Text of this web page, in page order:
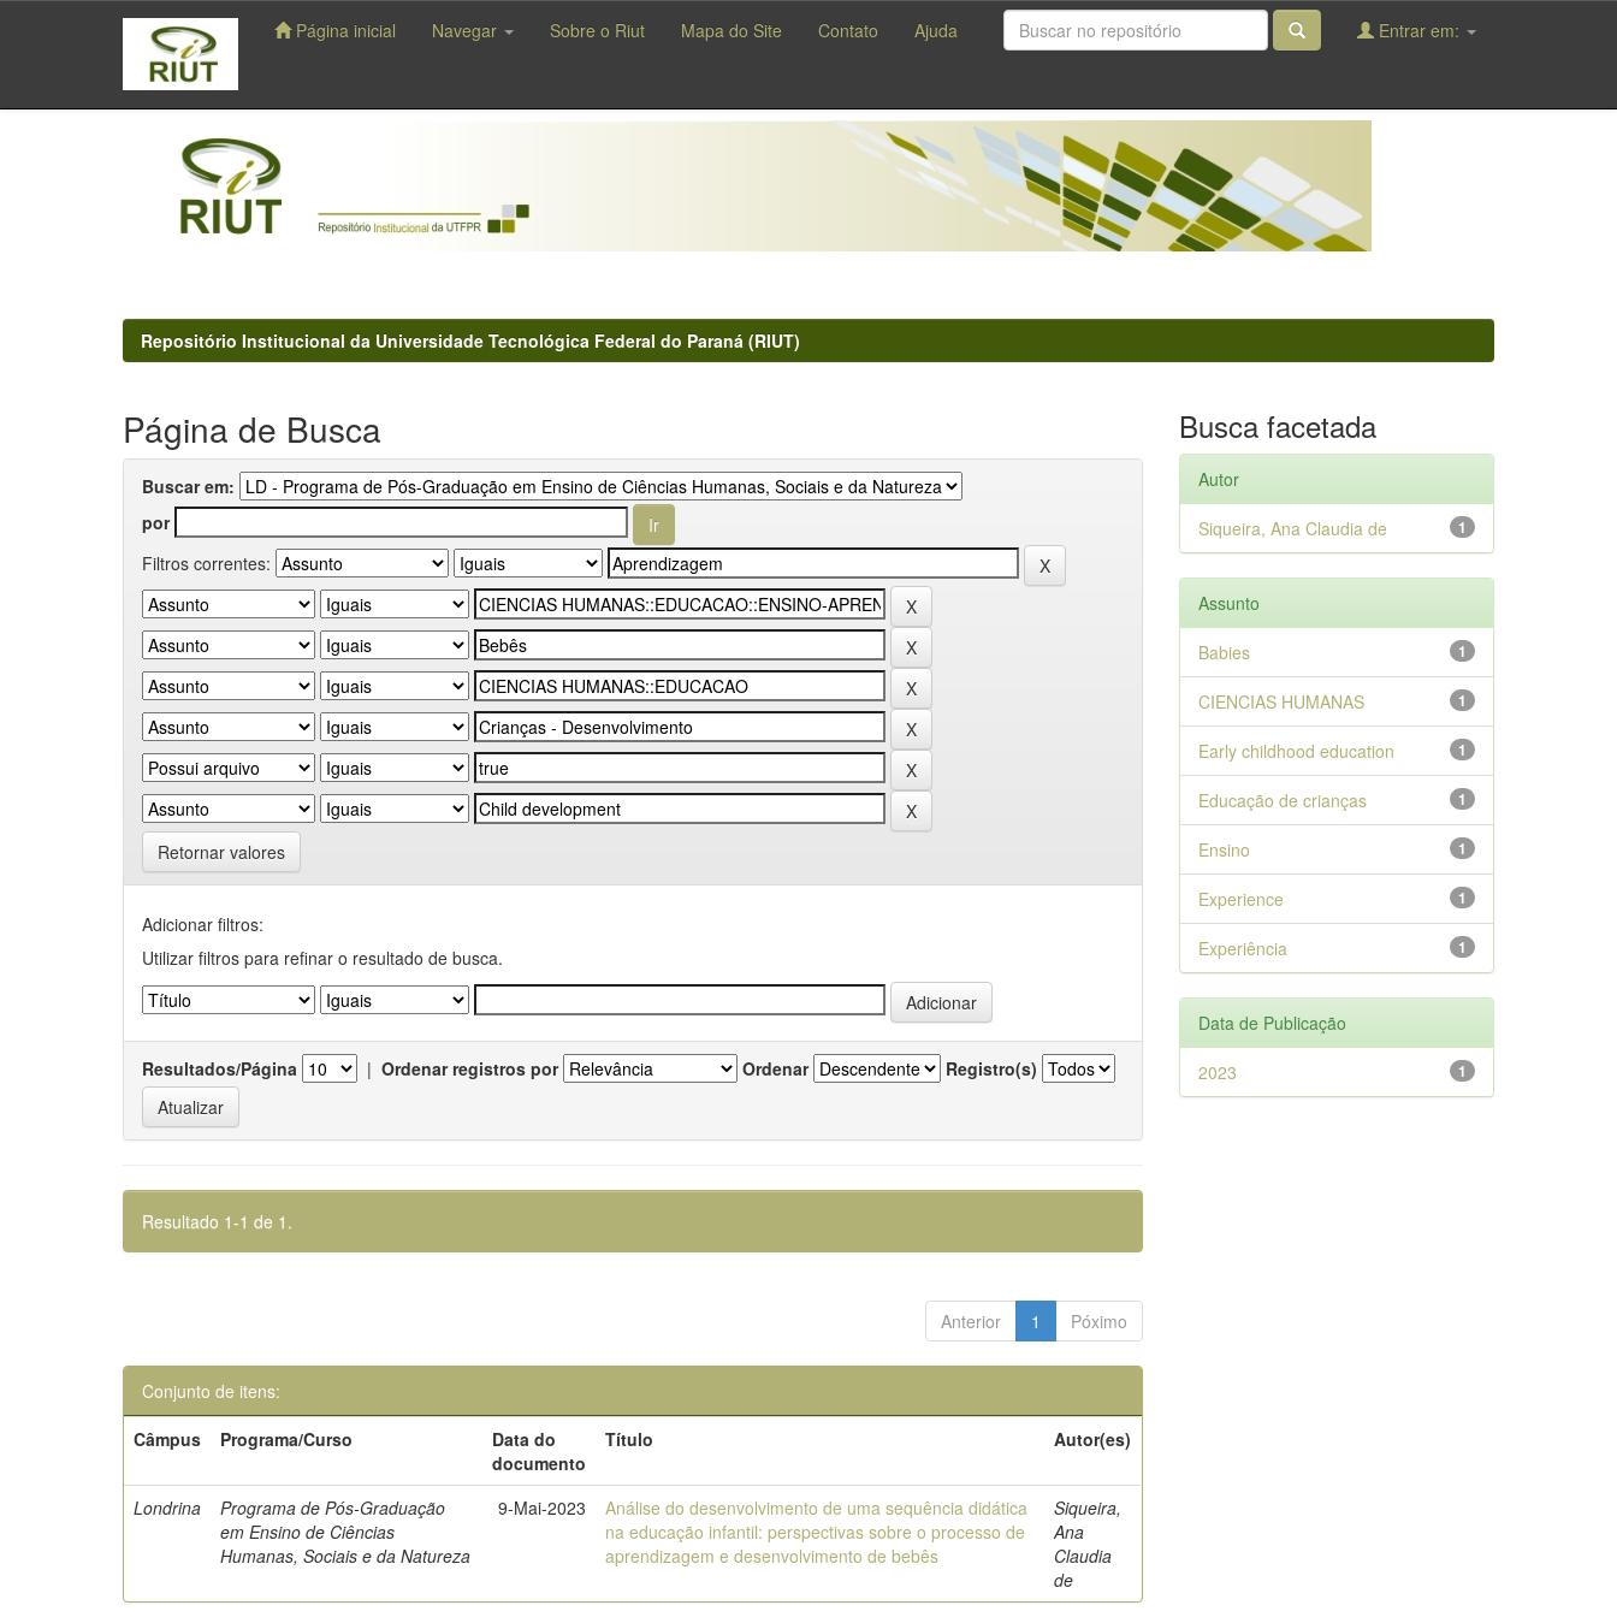
navigation
Página inicial Navegar Sobre o Riut Mapa do Site Contato Ajuda Entrar em:
Repositório Institucional da Universidade Tecnológica Federal do Paraná (RIUT)
Página de Busca
Buscar em:
por
Filtros correntes:
Retornar valores
Adicionar filtros:
Utilizar filtros para refinar o resultado de busca.
Resultados/Página | Ordenar registros por Ordenar Registro(s)
Resultado 1-1 de 1.
Anterior 1 Póximo
Conjunto de itens:
Câmpus
Programa/Curso
Data do
documento
Título Autor(es)
Londrina
Programa de Pós-Graduação
em Ensino de Ciências
Humanas, Sociais e da Natureza
9-Mai-2023
Análise do desenvolvimento de uma sequência didática
na educação infantil: perspectivas sobre o processo de
aprendizagem e desenvolvimento de bebês
Siqueira,
Ana
Claudia
de
Busca facetada
Autor
1
Siqueira, Ana Claudia de
Assunto
1
Babies
1
CIENCIAS HUMANAS
1
Early childhood education
1
Educação de crianças
1
Ensino
1
Experience
1
Experiência
Data de Publicação
1
2023